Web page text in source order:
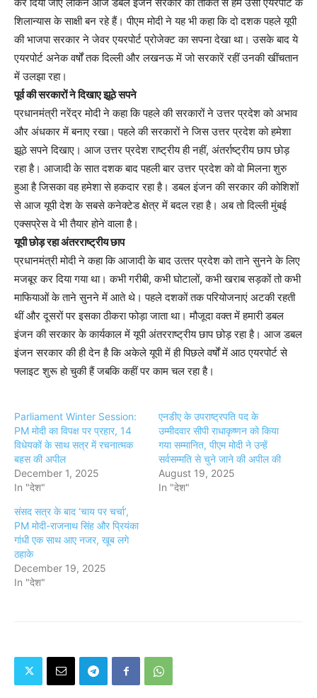
शिलान्यास के साक्षी बन रहे हैं। पीएम मोदी ने यह भी कहा कि दो दशक पहले यूपी
की भाजपा सरकार ने जेवर एयरपोर्ट प्रोजेक्ट का सपना देखा था। उसके बाद ये
एयरपोर्ट अनेक वर्षों तक दिल्ली और लखनऊ में जो सरकारें रहीं उनकी खींचतान
में उलझा रहा।
पूर्व की सरकारों ने दिखाए झूठे सपने
प्रधानमंत्री नरेंद्र मोदी ने कहा कि पहले की सरकारों ने उत्तर प्रदेश को अभाव
और अंधकार में बनाए रखा। पहले की सरकारों ने जिस उत्तर प्रदेश को हमेशा
झूठे सपने दिखाए। आज उत्तर प्रदेश राष्ट्रीय ही नहीं, अंतर्राष्ट्रीय छाप छोड़
रहा है। आजादी के सात दशक बाद पहली बार उत्तर प्रदेश को वो मिलना शुरु
हुआ है जिसका वह हमेशा से हकदार रहा है। डबल इंजन की सरकार की कोशिशों
से आज यूपी देश के सबसे कनेक्टेड क्षेत्र में बदल रहा है। अब तो दिल्ली मुंबई
एक्सप्रेस वे भी तैयार होने वाला है।
यूपी छोड़ रहा अंतरराष्ट्रीय छाप
प्रधानमंत्री मोदी ने कहा कि आजादी के बाद उत्‍तर प्रदेश को ताने सुनने के लिए
मजबूर कर दिया गया था। कभी गरीबी, कभी घोटालों, कभी खराब सड़कों तो कभी
माफियाओं के ताने सुनने में आते थे। पहले दशकों तक परियोजनाएं अटकी रहती
थीं और दूसरों पर इसका ठीकरा फोड़ा जाता था। मौजूदा वक्‍त में हमारी डबल
इंजन की सरकार के कार्यकाल में यूपी अंतरराष्ट्रीय छाप छोड़ रहा है। आज डबल
इंजन सरकार की ही देन है कि अकेले यूपी में ही पिछले वर्षों में आठ एयरपोर्ट से
फ्लाइट शुरू हो चुकी हैं जबकि कहीं पर काम चल रहा है।
Parliament Winter Session:
PM मोदी का विपक्ष पर प्रहार, 14
विधेयकों के साथ सत्र में रचनात्मक
बहस की अपील
December 1, 2025
In "देश"
एनडीए के उपराष्ट्रपति पद के
उम्मीदवार सीपी राधाकृष्णन को किया
गया सम्मानित, पीएम मोदी ने उन्हें
सर्वसम्मति से चुने जाने की अपील की
August 19, 2025
In "देश"
संसद सत्र के बाद ‘चाय पर चर्चा’,
PM मोदी-राजनाथ सिंह और प्रियंका
गांधी एक साथ आए नजर, खूब लगे
ठहाके
December 19, 2025
In "देश"